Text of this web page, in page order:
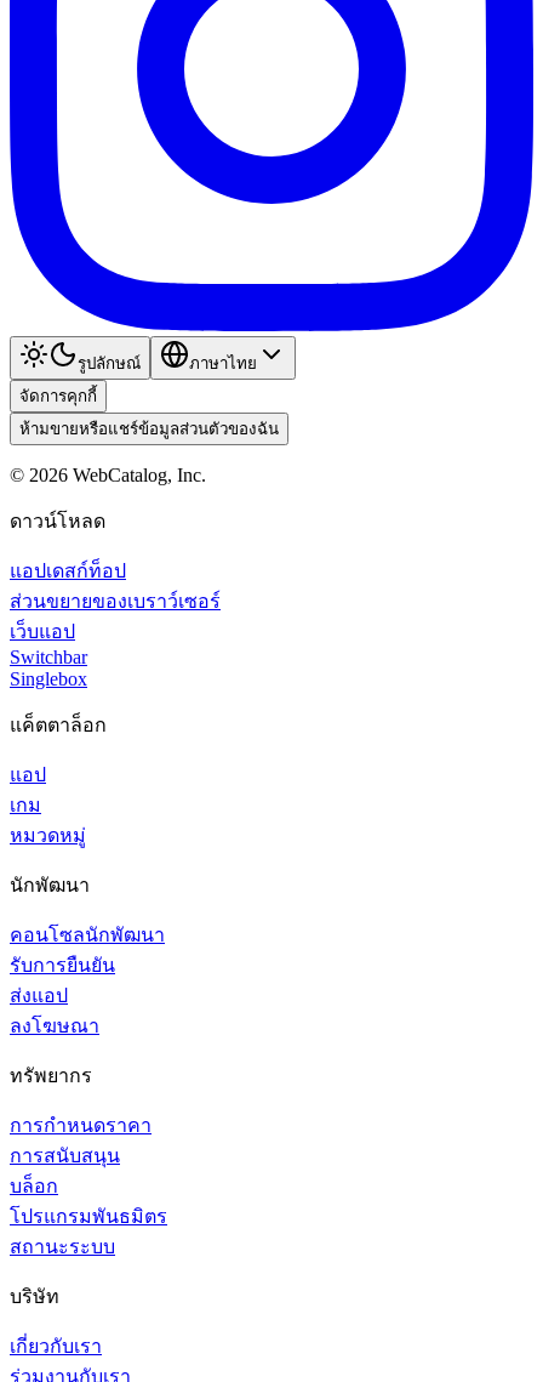
รูปลักษณ์
ภาษาไทย
จัดการคุกกี้
ห้ามขายหรือแชร์ข้อมูลส่วนตัวของฉัน
© 2026 WebCatalog, Inc.
ดาวน์โหลด
แอปเดสก์ท็อป
ส่วนขยายของเบราว์เซอร์
เว็บแอป
Switchbar
Singlebox
แค็ตตาล็อก
แอป
เกม
หมวดหมู่
นักพัฒนา
คอนโซลนักพัฒนา
รับการยืนยัน
ส่งแอป
ลงโฆษณา
ทรัพยากร
การกำหนดราคา
การสนับสนุน
บล็อก
โปรแกรมพันธมิตร
สถานะระบบ
บริษัท
เกี่ยวกับเรา
ร่วมงานกับเรา